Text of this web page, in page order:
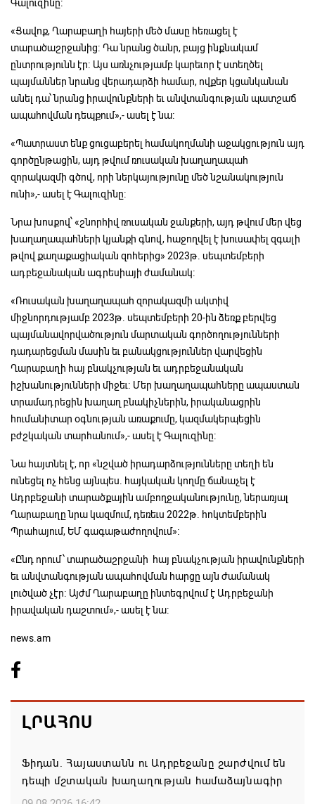
Գալուզինը։
«Ցավոք, Ղարաբաղի հայերի մեծ մասը հեռացել է
տարածաշրջանից։ Դա նրանց ծանր, բայց ինքնակամ
ընտրությունն էր։ Այս առնչությամբ կարեւոր է ստեղծել
պայմաններ նրանց վերադարձի համար, ովքեր կցանկանան
անել դա՝ նրանց իրավունքների եւ անվտանգության պատշաճ
ապահովման դեպքում»,- ասել է նա։
«Պատրաստ ենք ցուցաբերել համակողմանի աջակցություն այդ
գործընթացին, այդ թվում ռուսական խաղաղապահ
զորակազմի գծով, որի ներկայությունը մեծ նշանակություն
ունի»,- ասել է Գալուզինը։
Նրա խոսքով՝ «շնորհիվ ռուսական ջանքերի, այդ թվում մեր վեց
խաղաղապահների կյանքի գնով, հաջողվել է խուսափել զգալի
թվով քաղաքացիական զոհերից» 2023թ. սեպտեմբերի
ադբեջանական ագրեսիայի ժամանակ։
«Ռուսական խաղաղապահ զորակազմի ակտիվ
միջնորդությամբ 2023թ. սեպտեմբերի 20-ին ձեռք բերվեց
պայմանավորվածություն մարտական գործողությունների
դադարեցման մասին եւ բանակցություններ վարվեցին
Ղարաբաղի հայ բնակչության եւ ադրբեջանական
իշխանությունների միջեւ։ Մեր խաղաղապահները ապաստան
տրամադրեցին խաղաղ բնակիչներին, իրականացրին
հումանիտար օգնության առաքումը, կազմակերպեցին
բժշկական տարհանում»,- ասել է Գալուզինը։
Նա հայտնել է, որ «նշված իրադարձությունները տեղի են
ունեցել ոչ հենց այնպես. հայկական կողմը ճանաչել է
Ադրբեջանի տարածքային ամբողջականությունը, ներառյալ
Ղարաբաղը նրա կազմում, դեռեւս 2022թ. հոկտեմբերին
Պրահայում, ԵՄ գագաթաժողովում»։
«Ընդ որում՝ տարածաշրջանի հայ բնակչության իրավունքների
եւ անվտանգության ապահովման հարցը այն ժամանակ
լուծված չէր։ Այժմ Ղարաբաղը ինտեգրվում է Ադրբեջանի
իրավական դաշտում»,- ասել է նա։
news.am
ԼՐԱՀՈՍ
Ֆիդան. Հայաստանն ու Ադրբեջանը շարժվում են
դեպի մշտական խաղաղության համաձայնագիր